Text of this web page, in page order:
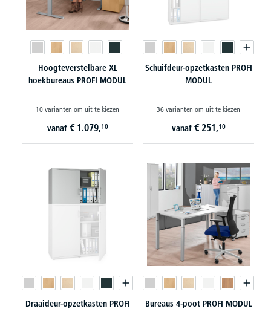
Hoogteverstelbare XL
hoekbureaus PROFI MODUL
10 varianten om uit te kiezen
vanaf € 1.079,10
Schuifdeur-opzetkasten PROFI
MODUL
36 varianten om uit te kiezen
vanaf € 251,10
Draaideur-opzetkasten PROFI
Bureaus 4-poot PROFI MODUL